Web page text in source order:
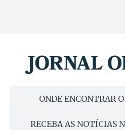
ONDE ENCONTRAR
RECEBA AS NOTÍCIAS